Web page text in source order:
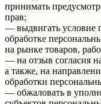
принимать
прав;
— выдвигать условие
обработке
на рынке товаров,
— на отзыв согласия
а также, на
обработки
— обжаловать в